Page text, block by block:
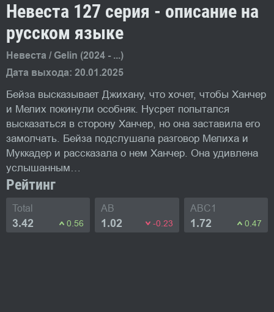
Невеста 127 серия - описание на
русском языке
Невеста / Gelin (2024 - ...)
Дата выхода: 20.01.2025
Бейза высказывает Джихану, что хочет, чтобы Ханчер
и Мелих покинули особняк. Нусрет попытался
высказаться в сторону Ханчер, но она заставила его
замолчать. Бейза подслушала разговор Мелиха и
Муккадер и рассказала о нем Ханчер. Она удивлена
услышанным…
Рейтинг
Total
3.42 0.56
AB
1.02 -0.23
ABC1
1.72 0.47